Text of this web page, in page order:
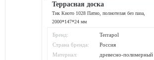
Террасная доска
Тик Киото 1028 Патио, полнотелая без паза,
2000*147*24 мм
Бренд:
Terrapol
Страна бренда:
Россия
Материал:
древесно-полимерный